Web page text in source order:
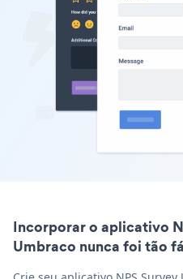
Incorporar o aplicativo
Umbraco nunca foi tão